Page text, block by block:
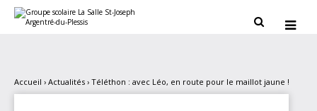
contenu.
personnels
 
Accueil › Actualités › Téléthon : avec Léo, en route pour le maillot jaune !